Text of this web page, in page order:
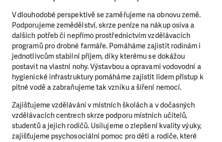
V dlouhodobé perspektivě se zaměřujeme na obnovu země.
Podporujeme zemědělství, skrze peníze na nákup osiva a
dalších potřeb či nepřímo prostřednictvím vzdělávacích
programů pro drobné farmáře. Pomáháme zajistit rodinám i
jednotlivcům stabilní příjem, díky kterému se dokážou
postavit na vlastní nohy. Výstavbou a opravami vodovodní a
hygienické infrastruktury pomáháme zajistit lidem přístup k
pitné vodě a zabraňujeme tak vzniku a šíření nemocí.
Zajišťujeme vzdělávání v místních školách a v dočasných
vzdělávacích centrech skrze podporu místních učitelů,
studentů a jejich rodičů. Usilujeme o zlepšení kvality výuky,
zajišťujeme psychosociální pomoc pro děti a rodiče, které